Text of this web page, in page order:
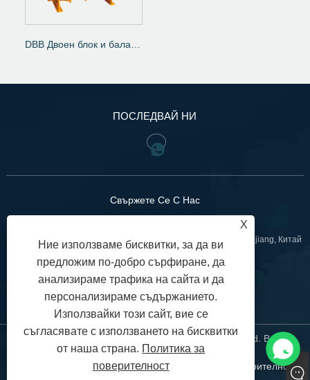
ПОСЛЕДВАЙ НИ
Свържете Се С Нас
:No. 799 Jinniu Street, Bihu Town, Liandu District, Lishui, Zhejiang, Китай
Тел: +86-18967740566
Авторско право © 2024 Zhejiang Liangyi Valve Co., Ltd. Всички
права запазени.
| RSS | XML | Политика за поверителност
X
Ние използваме бисквитки, за да ви
предложим по-добро сърфиране, да
анализираме трафика на сайта и да
персонализираме съдържанието.
Използвайки този сайт, вие се
съгласявате с използването на бисквитки
от наша страна. Политика за
поверителност